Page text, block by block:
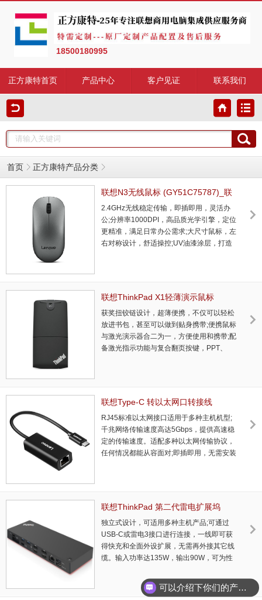
18500180995
正方康特首页 产品中心 客户见证 联系我们
首页 正方康特产品分类
联想N3无线鼠标 (GY51C75787)_联
想总代理商
2.4GHz无线稳定传输，即插即用，灵活办
公;分辨率1000DPI，高品质光学引擎，定位
更精准，满足日常办公需求;大尺寸鼠标，左
右对称设计，舒适操控;UV油漆涂层，打造
联想ThinkPad X1轻薄演示鼠标
(4Y50U45359)_联想总代理商
获奖扭铰链设计，超薄便携，不仅可以轻松
放进书包，甚至可以做到贴身携带;便携鼠标
与激光演示器合二为一，方便使用和携带;配
备激光指示功能与复合翻页按键，PPT、
达两个月。...
联想Type-C 转以太网口转接线
(GX90Q75534)_联想总代理商
RJ45标准以太网接口适用于多种主机机型;
千兆网络传输速度高达5Gbps，提供高速稳
定的传输速度。适配多种以太网传输协议，
任何情况都能从容面对;即插即用，无需安装
联想ThinkPad 第二代雷电扩展坞
(40AN0135CN)_联想总代理商
独立式设计，可适用多种主机产品;可通过
USB-C或雷电3接口进行连接，一线即可获
得快充和全面外设扩展，无需再外接其它线
缆。输入功率达135W，输出90W，可为性
频输出，可支持5K超清视频输出，并支持双
路4K超高清显示输出，为图形编辑或复杂设
可以介绍下你们的产品么？